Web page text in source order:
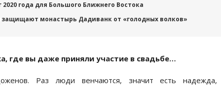
года для Большого Ближнего Востока
монастырь Дадиванк от «голодных волков»
где вы даже приняли участие в свадьбе…
Раз люди венчаются, значит есть